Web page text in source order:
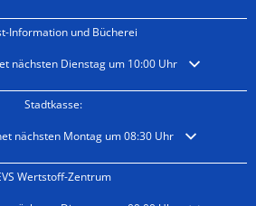
Information und Bücherei
Öffnungs- oder Schließzeiten auszublenden
nächsten Dienstag um 10:00 Uhr
Stadtkasse:
Öffnungs- oder Schließzeiten auszublenden
nächsten Montag um 08:30 Uhr
Wertstoff-Zentrum